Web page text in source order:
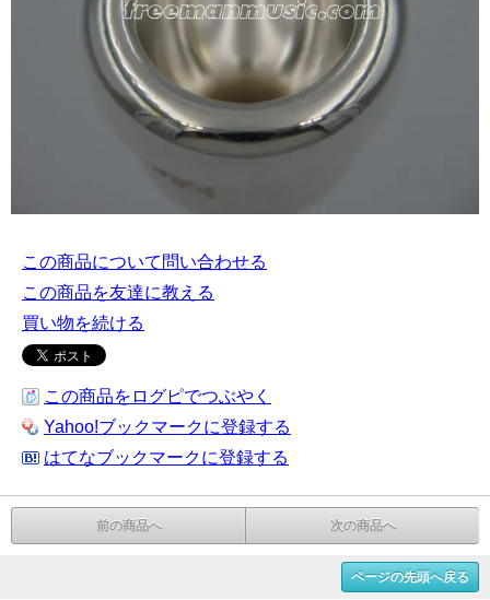
この商品について問い合わせる
この商品を友達に教える
買い物を続ける
この商品をログピでつぶやく
Yahoo!ブックマークに登録する
はてなブックマークに登録する
前の商品へ 次の商品へ
ページの先頭へ戻る